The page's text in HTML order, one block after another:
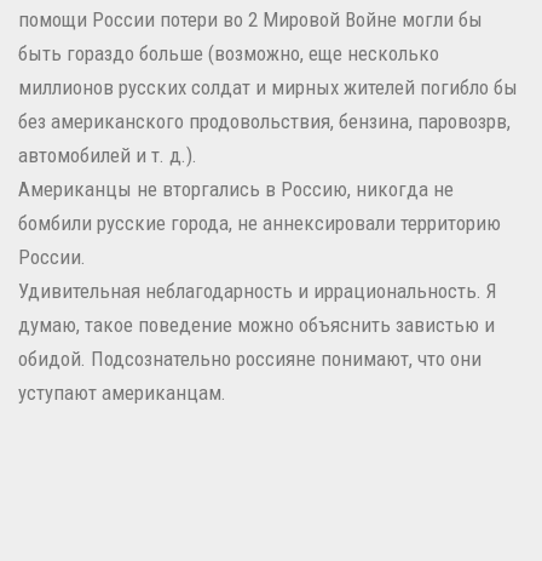
помощи России потери во 2 Мировой Войне могли бы
быть гораздо больше (возможно, еще несколько
миллионов русских солдат и мирных жителей погибло бы
без американского продовольствия, бензина, паровозрв,
автомобилей и т. д.).
Американцы не вторгались в Россию, никогда не
бомбили русские города, не аннексировали территорию
России.
Удивительная неблагодарность и иррациональность. Я
думаю, такое поведение можно объяснить завистью и
обидой. Подсознательно россияне понимают, что они
уступают американцам.